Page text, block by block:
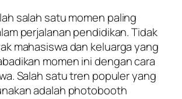
salah satu momen paling
perjalanan pendidikan. Tidak
mahasiswa dan keluarga yang
momen ini dengan cara
Salah satu tren populer yang
adalah photobooth